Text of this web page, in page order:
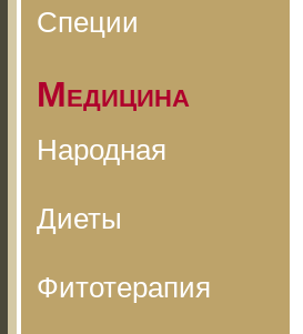
Специи
Медицина
Народная
Диеты
Фитотерапия